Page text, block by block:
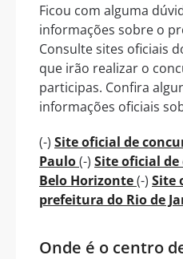
Ficou com alguma
informações sobre o
Consulte sites oficiais
que irão realizar o
participas. Confira
informações oficiais
(-) Site oficial de
Paulo(-) Site oficial
Belo Horizonte(-) Site
prefeitura do Rio de
Onde é o centro